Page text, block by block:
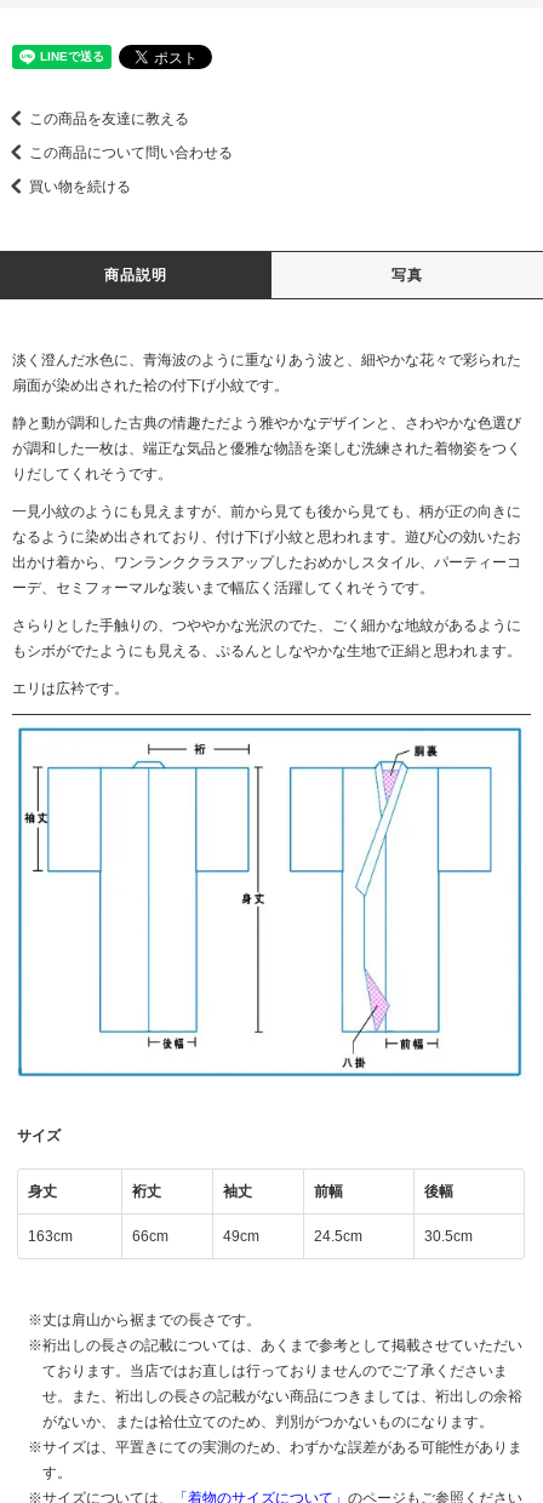
この商品を友達に教える
この商品について問い合わせる
買い物を続ける
商品説明 写真
淡く澄んだ水色に、青海波のように重なりあう波と、細やかな花々で彩られた
扇面が染め出された袷の付下げ小紋です。
静と動が調和した古典の情趣ただよう雅やかなデザインと、さわやかな色選び
が調和した一枚は、端正な気品と優雅な物語を楽しむ洗練された着物姿をつく
りだしてくれそうです。
一見小紋のようにも見えますが、前から見ても後から見ても、柄が正の向きに
なるように染め出されており、付け下げ小紋と思われます。遊び心の効いたお
出かけ着から、ワンランククラスアップしたおめかしスタイル、パーティーコ
ーデ、セミフォーマルな装いまで幅広く活躍してくれそうです。
さらりとした手触りの、つややかな光沢のでた、ごく細かな地紋があるように
もシボがでたようにも見える、ぷるんとしなやかな生地で正絹と思われます。
エリは広衿です。
サイズ
身丈 裄丈 袖丈 前幅 後幅
163cm 66cm 49cm 24.5cm 30.5cm
丈は肩山から裾までの長さです。
裄出しの長さの記載については、あくまで参考として掲載させていただい
ております。当店ではお直しは行っておりませんのでご了承くださいま
せ。また、裄出しの長さの記載がない商品につきましては、裄出しの余裕
がないか、または袷仕立てのため、判別がつかないものになります。
サイズは、平置きにての実測のため、わずかな誤差がある可能性がありま
す。
サイズについては、
「着物のサイズについて」 のページもご参照ください